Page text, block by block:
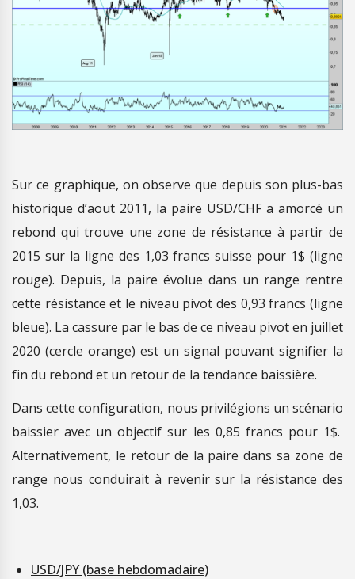
Sur ce graphique, on observe que depuis son plus-bas
historique d’aout 2011, la paire USD/CHF a amorcé un
rebond qui trouve une zone de résistance à partir de
2015 sur la ligne des 1,03 francs suisse pour 1$ (ligne
rouge). Depuis, la paire évolue dans un range rentre
cette résistance et le niveau pivot des 0,93 francs (ligne
bleue). La cassure par le bas de ce niveau pivot en juillet
2020 (cercle orange) est un signal pouvant signifier la
fin du rebond et un retour de la tendance baissière.
Dans cette configuration, nous privilégions un scénario
baissier avec un objectif sur les 0,85 francs pour 1$.
Alternativement, le retour de la paire dans sa zone de
range nous conduirait à revenir sur la résistance des
1,03.
USD/JPY (base hebdomadaire)